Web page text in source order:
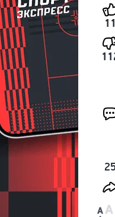
11
25